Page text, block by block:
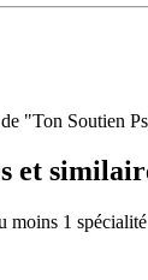
"Ton Soutien
et
moins 1 spécialité